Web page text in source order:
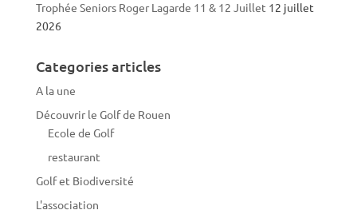
Trophée Seniors Roger Lagarde 11 & 12 Juillet 12 juillet
2026
Categories articles
A la une
Découvrir le Golf de Rouen
Ecole de Golf
restaurant
Golf et Biodiversité
L'association